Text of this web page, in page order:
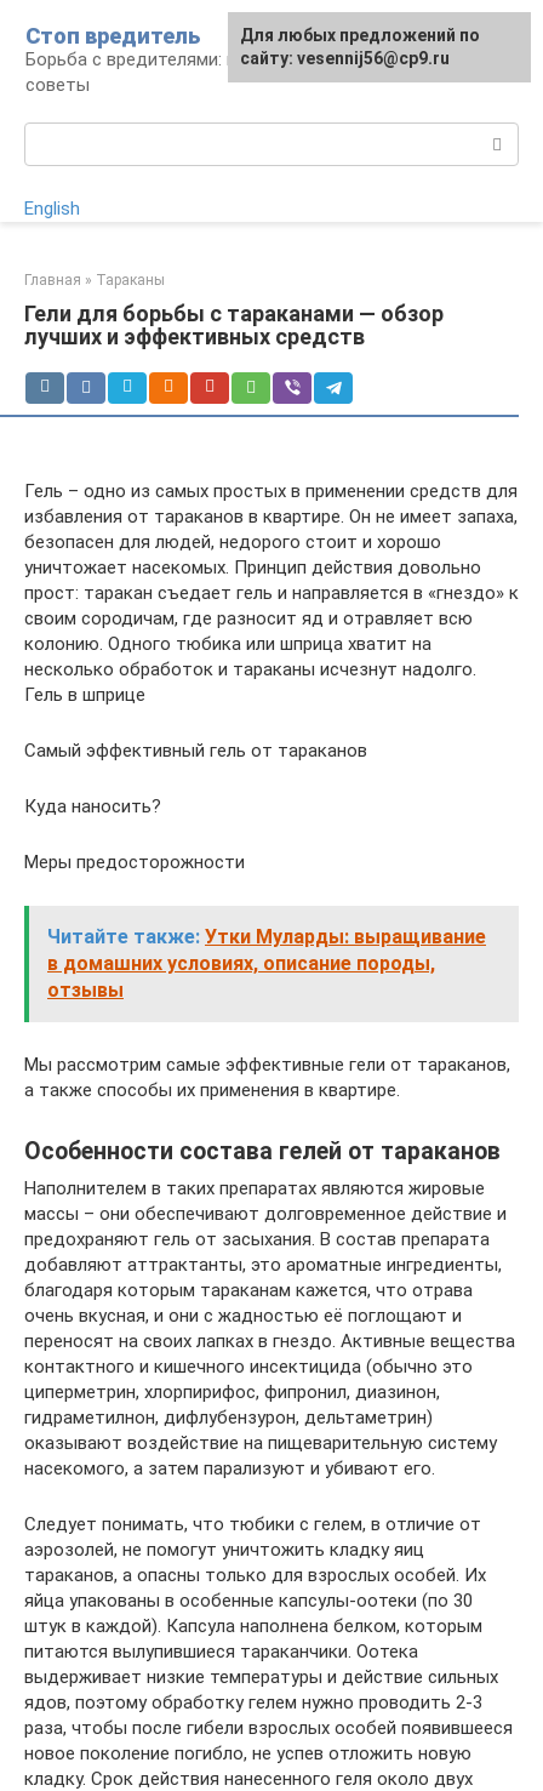
контенту
Стоп вредитель
Борьба с вредителями: правила, средства,
советы
English
Главная » Тараканы
Гели для борьбы с тараканами — обзор
лучших и эффективных средств
Гель – одно из самых простых в применении средств для
избавления от тараканов в квартире. Он не имеет запаха,
безопасен для людей, недорого стоит и хорошо
уничтожает насекомых. Принцип действия довольно
прост: таракан съедает гель и направляется в «гнездо» к
своим сородичам, где разносит яд и отравляет всю
колонию. Одного тюбика или шприца хватит на
несколько обработок и тараканы исчезнут надолго.
Гель в шприце
Самый эффективный гель от тараканов
Куда наносить?
Меры предосторожности
Читайте также: Утки Муларды: выращивание
в домашних условиях, описание породы,
отзывы
Мы рассмотрим самые эффективные гели от тараканов,
а также способы их применения в квартире.
Особенности состава гелей от тараканов
Наполнителем в таких препаратах являются жировые
массы – они обеспечивают долговременное действие и
предохраняют гель от засыхания. В состав препарата
добавляют аттрактанты, это ароматные ингредиенты,
благодаря которым тараканам кажется, что отрава
очень вкусная, и они с жадностью её поглощают и
переносят на своих лапках в гнездо. Активные вещества
контактного и кишечного инсектицида (обычно это
циперметрин, хлорпирифос, фипронил, диазинон,
гидраметилнон, дифлубензурон, дельтаметрин)
оказывают воздействие на пищеварительную систему
насекомого, а затем парализуют и убивают его.
Следует понимать, что тюбики с гелем, в отличие от
аэрозолей, не помогут уничтожить кладку яиц
тараканов, а опасны только для взрослых особей. Их
яйца упакованы в особенные капсулы-оотеки (по 30
штук в каждой). Капсула наполнена белком, которым
питаются вылупившиеся тараканчики. Оотека
выдерживает низкие температуры и действие сильных
ядов, поэтому обработку гелем нужно проводить 2-3
раза, чтобы после гибели взрослых особей появившееся
новое поколение погибло, не успев отложить новую
кладку. Срок действия нанесенного геля около двух
Для любых предложений по
сайту: vesennij56@cp9.ru